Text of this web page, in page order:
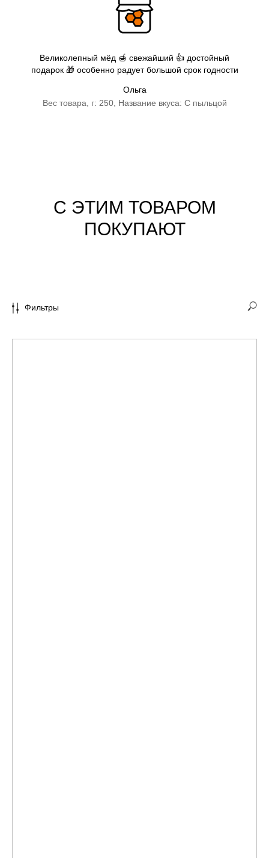
Великолепный мёд 🍯 свежайший 👍 достойный
подарок 🎁 особенно радует большой срок годности
Ольга
Вес товара, г: 250, Название вкуса: С пыльцой
С ЭТИМ ТОВАРОМ
ПОКУПАЮТ
Фильтры